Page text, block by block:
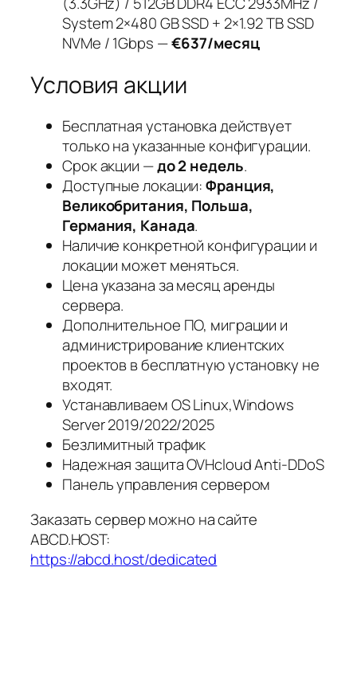
System 2×480 GB SSD + 2×1.92 TB SSD
NVMe / 1Gbps —€637/месяц
Условия акции
Бесплатная установка действует
только на указанные конфигурации.
Срок акции —до 2 недель.
Доступные локации:Франция,
Великобритания, Польша,
Германия, Канада.
Наличие конкретной конфигурации и
локации может меняться.
Цена указана за месяц аренды
сервера.
Дополнительное ПО, миграции и
администрирование клиентских
проектов в бесплатную установку не
входят.
Устанавливаем OS Linux,Windows
Server 2019/2022/2025
Безлимитный трафик
Надежная защита OVHcloud Anti-DDoS
Панель управления сервером
Заказать сервер можно на сайте
ABCD.HOST:
https://abcd.host/dedicated